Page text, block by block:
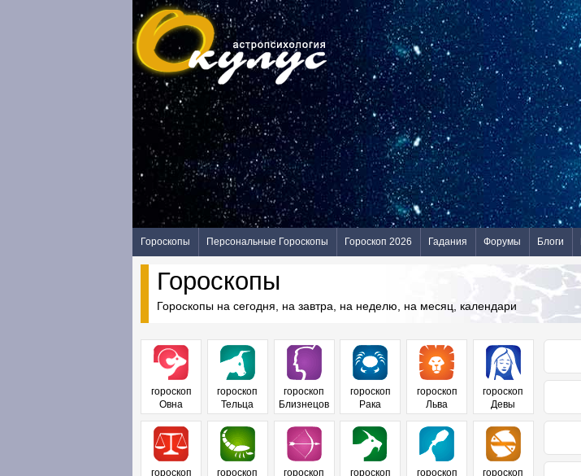
Гороскопы Персональные Гороскопы Гороскоп 2026 Гадания Форумы Блоги
Гороскопы
Гороскопы на сегодня, на завтра, на неделю, на месяц, календари
гороскоп
Овна
гороскоп
Тельца
гороскоп
Близнецов
гороскоп
Рака
гороскоп
Льва
гороскоп
Девы
гороскоп
гороскоп
гороскоп
гороскоп
гороскоп
гороскоп